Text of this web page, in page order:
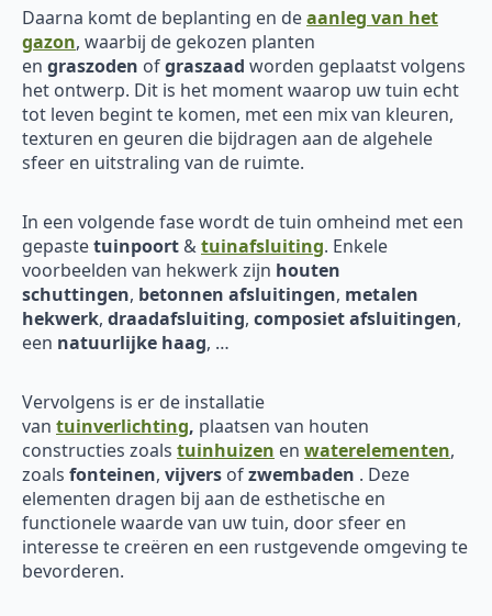
Daarna komt de beplanting en deaanleg van het
gazon, waarbij de gekozen planten
en graszoden ofgraszaad worden geplaatst volgens
het ontwerp. Dit is het moment waarop uw tuin echt
tot leven begint te komen, met een mix van kleuren,
texturen en geuren die bijdragen aan de algehele
sfeer en uitstraling van de ruimte.
In een volgende fase wordt de tuin omheind met een
gepastetuinpoort &tuinafsluiting. Enkele
voorbeelden van hekwerk zijn houten
schuttingen, betonnen afsluitingen, metalen
hekwerk, draadafsluiting, composiet afsluitingen,
een natuurlijke haag, …
Vervolgens is er de installatie
van tuinverlichting, plaatsen van houten
constructies zoals tuinhuizen en waterelementen,
zoals fonteinen, vijvers ofzwembaden . Deze
elementen dragen bij aan de esthetische en
functionele waarde van uw tuin, door sfeer en
interesse te creëren en een rustgevende omgeving te
bevorderen.